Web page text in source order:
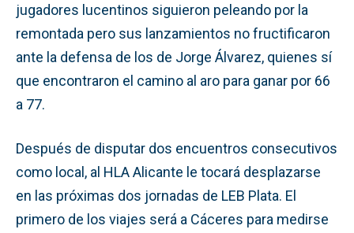
jugadores lucentinos siguieron peleando por la
remontada pero sus lanzamientos no fructificaron
ante la defensa de los de Jorge Álvarez, quienes sí
que encontraron el camino al aro para ganar por 66
a 77.
Después de disputar dos encuentros consecutivos
como local, al HLA Alicante le tocará desplazarse
en las próximas dos jornadas de LEB Plata. El
primero de los viajes será a Cáceres para medirse